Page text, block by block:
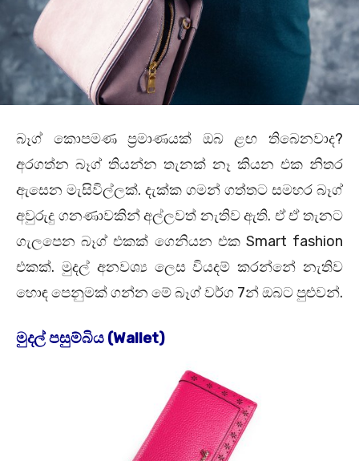
බෑග් කොපමණ ප්‍රමාණයක් ඔබ ළඟ තිබෙනවාද?
අරගත්න බෑග් තියන්න තැනක් නෑ කියන එක නිතර
ඇසෙන මැසිවිල්ලක්. දැක්ක ගමන් ගත්තට සමහර බෑග්
අවුරුදු ගනණාවකින් අල්ලවත් නැතිව ඇති. ඒ ඒ තැනට
ගැලපෙන බෑග් එකක් ගෙනියන එක Smart fashion
එකක්. මුදල් අනවශ්‍ය ලෙස වියදම් කරන්නේ නැතිව
හොඳ පෙනුමක් ගන්න මේ බෑග් වර්ග 7න් ඔබට පුළුවන්.
මුදල් පසුම්බිය (Wallet)